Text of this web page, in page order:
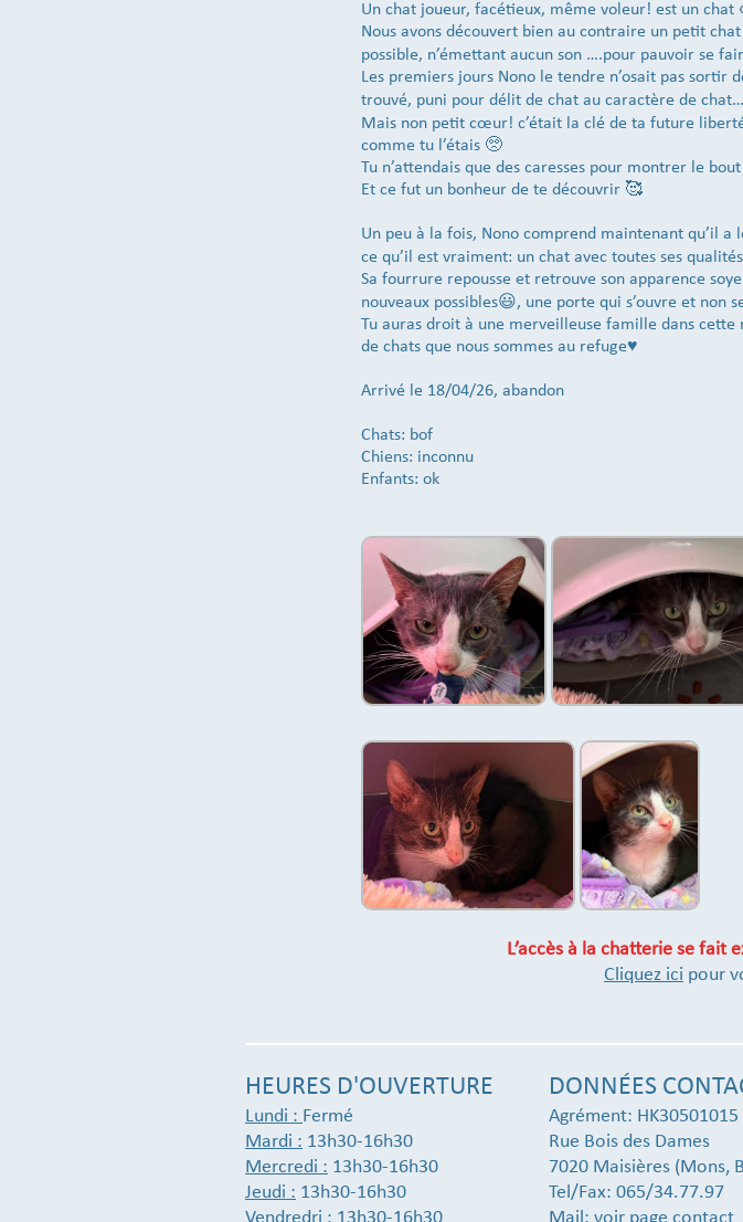
Un chat joueur, facétieux, même voleur! est un chat
Nous avons découvert bien au contraire un petit
possible, n’émettant aucun son ….pour pauvoir se
Les premiers jours Nono le tendre n’osait pas
trouvé, puni pour délit de chat au caractère de
Mais non petit cœur! c’était la clé de ta future
comme tu l’étais 🥺
Tu n’attendais que des caresses pour montrer le
Et ce fut un bonheur de te découvrir 🥰
Un peu à la fois, Nono comprend maintenant qu’il a
ce qu’il est vraiment: un chat avec toutes ses
Sa fourrure repousse et retrouve son apparence
nouveaux possibles😃, une porte qui s’ouvre et non
Tu auras droit à une merveilleuse famille dans
de chats que nous sommes au refuge♥️
Arrivé le 18/04/26, abandon
Chats: bof
Chiens: inconnu
Enfants: ok
L’accès à la chatterie se fait
Cliquez ici pour
HEURES D'OUVERTURE
Lundi : Fermé
Mardi : 13h30-16h30
Mercredi : 13h30-16h30
Jeudi : 13h30-16h30
DONNÉES
Agrément: HK30501015
Rue Bois des Dames
7020 Maisières (Mons,
Tel/Fax: 065/34.77.97